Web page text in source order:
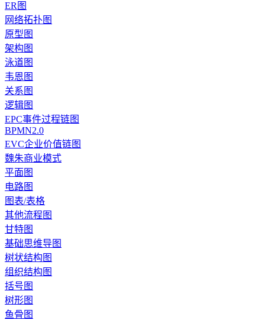
ER图
网络拓扑图
原型图
架构图
泳道图
韦恩图
关系图
逻辑图
EPC事件过程链图
BPMN2.0
EVC企业价值链图
魏朱商业模式
平面图
电路图
图表/表格
其他流程图
甘特图
基础思维导图
树状结构图
组织结构图
括号图
树形图
鱼骨图